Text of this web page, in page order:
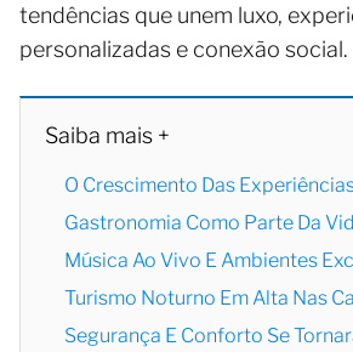
tendências que unem luxo,
personalizadas e conexão social.
Saiba mais +
O Crescimento Das
Gastronomia Como Parte Da
Música Ao Vivo E Ambientes
Turismo Noturno Em Alta Nas
Segurança E Conforto Se